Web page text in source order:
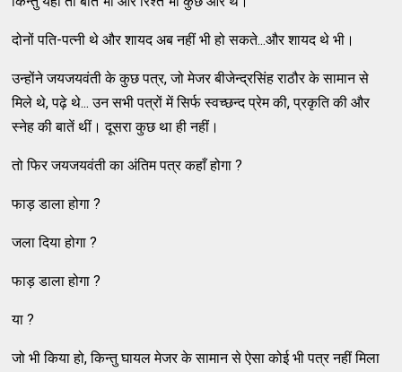
दोनों पति-पत्नी थे और शायद अब नहीं भी हो सकते...और शायद थे भी।
उन्होंने जयजयवंती के कुछ पत्र, जो मेजर बीजेन्द्रसिंह राठौर के सामान से
मिले थे, पढ़े थे... उन सभी पत्रों में सिर्फ स्वच्छन्द प्रेम की, प्रकृति की और
स्नेह की बातें थीं। दूसरा कुछ था ही नहीं।
तो फिर जयजयवंती का अंतिम पत्र कहाँ होगा ?
फाड़ डाला होगा ?
जला दिया होगा ?
फाड़ डाला होगा ?
या ?
जो भी किया हो, किन्तु घायल मेजर के सामान से ऐसा कोई भी पत्र नहीं मिला